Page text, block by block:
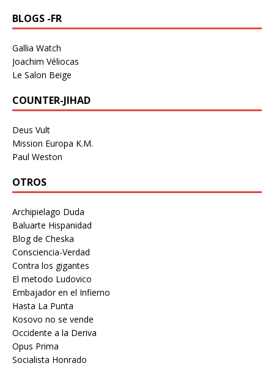
BLOGS -FR
Gallia Watch
Joachim Véliocas
Le Salon Beige
COUNTER-JIHAD
Deus Vult
Mission Europa K.M.
Paul Weston
OTROS
Archipielago Duda
Baluarte Hispanidad
Blog de Cheska
Consciencia-Verdad
Contra los gigantes
El metodo Ludovico
Embajador en el Infierno
Hasta La Punta
Kosovo no se vende
Occidente a la Deriva
Opus Prima
Socialista Honrado